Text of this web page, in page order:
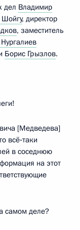
дел Владимир
Шойгу, директор
, заместитель
Борис Грызлов.
[Медведева]
всё‑таки
в соседнюю
на этот
самом деле?